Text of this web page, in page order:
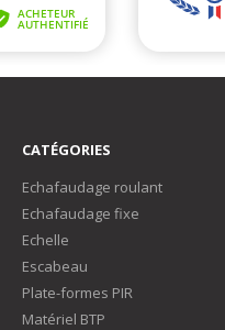
CATÉGORIES
Echafaudage roulant
Echafaudage fixe
Echelle
Escabeau
Plate-formes PIR
Matériel BTP